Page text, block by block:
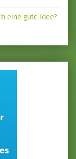
eine gute Idee?